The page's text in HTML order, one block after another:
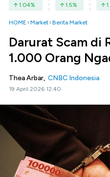
1.04% 1.5%
HOME Market Berita Market
Darurat Scam di
1.000 Orang
Thea Arbar, CNBC Indonesia
19 April 2026 12:40